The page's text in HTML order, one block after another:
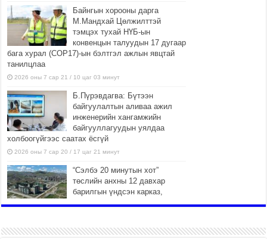
Байнгын хорооны дарга
М.Мандхай Цөлжилттэй
тэмцэх тухай НҮБ-ын
конвенцын талуудын 17 дугаар
бага хурал (СОР17)-ын бэлтгэл ажлын явцтай
танилцлаа
2026 оны 7 сар 21 / 10 цаг 03 минут
Б.Пүрэвдагва: Бүтээн
байгуулалтын аливаа ажил
инженерийн хангамжийн
байгууллагуудын уялдаа
холбоогүйгээс саатах ёсгүй
2026 оны 7 сар 20 / 17 цаг 21 минут
“Сэлбэ 20 минутын хот”
төслийн анхны 12 давхар
барилгын үндсэн карказ,
Мопед, скүүтер, тэдгээртэй